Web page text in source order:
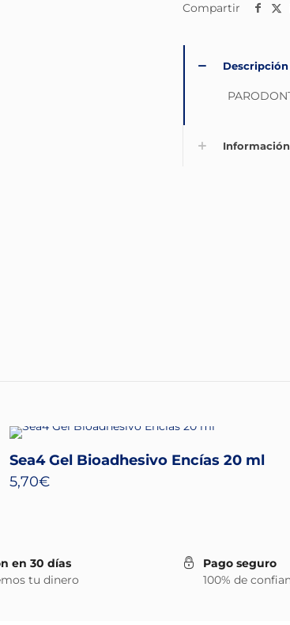
Compartir
Descripción
Sea4 Gel Bioadhesivo Encías 20 ml
5,70€
en 30 días
tu dinero
Pago seguro
100% de